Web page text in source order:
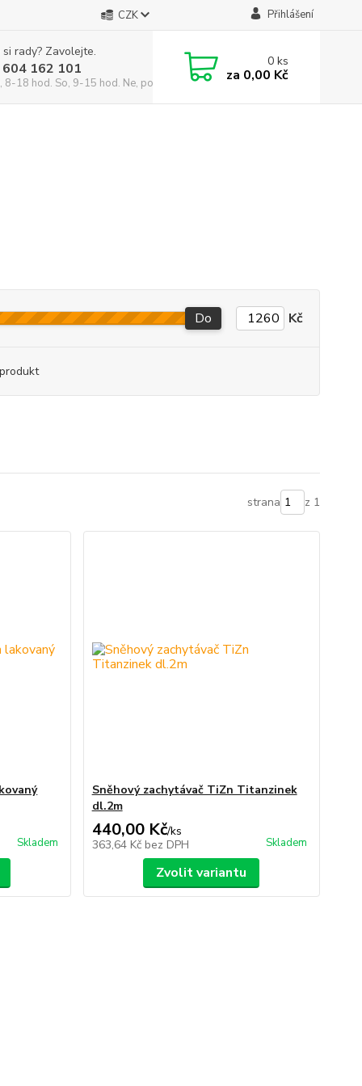
CZK Přihlášení
rady? Zavolejte.
162 101
8-18 hod. So, 9-15 hod. Ne, po domluvě)
0ks
za 0,00 Kč
Do Kč
strana z 1
Skladem
Sněhový zachytávač TiZn Titanzinek
dl.2m
440,00 Kč/ks
363,64 Kč bez DPH Skladem
Zvolit variantu